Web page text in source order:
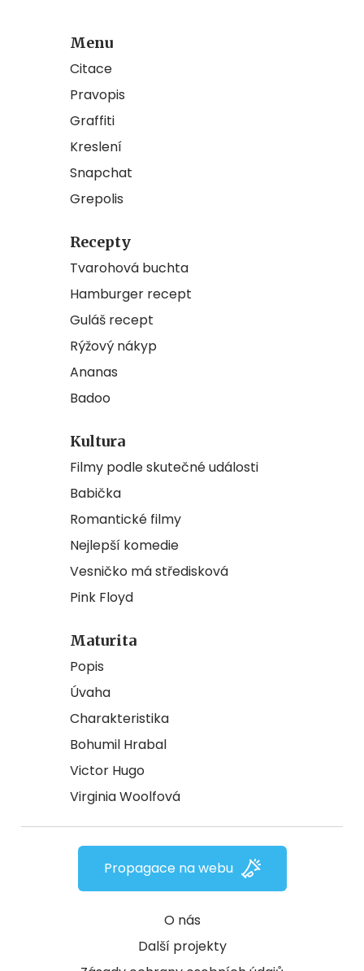
Menu
Citace
Pravopis
Graffiti
Kreslení
Snapchat
Grepolis
Recepty
Tvarohová buchta
Hamburger recept
Guláš recept
Rýžový nákyp
Ananas
Badoo
Kultura
Filmy podle skutečné události
Babička
Romantické filmy
Nejlepší komedie
Vesničko má středisková
Pink Floyd
Maturita
Popis
Úvaha
Charakteristika
Bohumil Hrabal
Victor Hugo
Virginia Woolfová
O nás
Další projekty
Propagace na webu